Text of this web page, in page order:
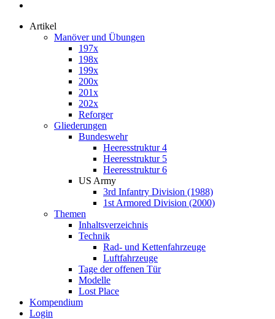
Artikel
Manöver und Übungen
197x
198x
199x
200x
201x
202x
Reforger
Gliederungen
Bundeswehr
Heeresstruktur 4
Heeresstruktur 5
Heeresstruktur 6
US Army
3rd Infantry Division (1988)
1st Armored Division (2000)
Themen
Inhaltsverzeichnis
Technik
Rad- und Kettenfahrzeuge
Luftfahrzeuge
Tage der offenen Tür
Modelle
Lost Place
Kompendium
Login